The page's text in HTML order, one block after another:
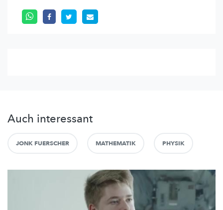
Auch interessant
JONK FUERSCHER MATHEMATIK PHYSIK